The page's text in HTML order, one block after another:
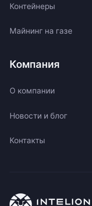
Контейнеры
Майнинг на газе
Компания
О компании
Новости и блог
Контакты